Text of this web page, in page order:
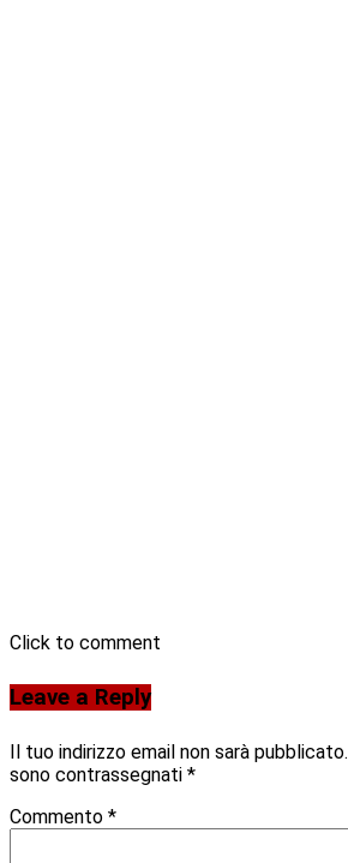
Click to comment
Leave a Reply
Il tuo indirizzo email non sarà pubblicato.
sono contrassegnati *
Commento *